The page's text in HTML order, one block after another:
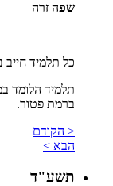
שפה זרה
כל תלמיד
תלמיד הלומד
ברמת פטור.
< הקודם
הבא >
תשע"ד